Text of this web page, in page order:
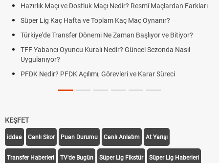
Farkları
Puan Durumunda AG, OM ve Diğer Kısaltmalar Ne
Skor Ne Demek? Sporda Skor ve Sonuç Kavramları
Futbol Nasıl Oynanır? Temel Futbol Kuralları
Deplasman Golü Kuralı Nedir? Hangi Organizasyonlarda
Uygulanıyor?
DGS Sonuçları Ne Zaman Açıklanacak 2026? ÖSYM
KEŞFET
iddaa Canlı Skor Puan Durumu Canlı Anlatım At Yarışı